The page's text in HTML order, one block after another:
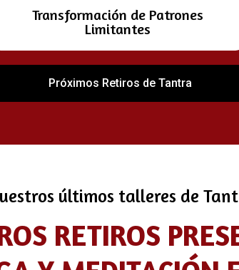
Transformación de Patrones
Limitantes
Próximos Retiros de Tantra
últimos talleres de
RETIROS